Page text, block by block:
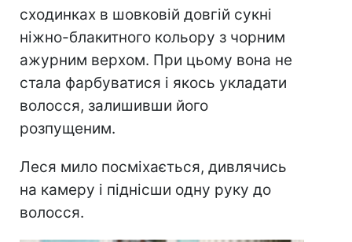
сходинках в шовковій довгій сукні
ніжно-блакитного кольору з чорним
ажурним верхом. При цьому вона не
стала фарбуватися і якось укладати
волосся, залишивши його
розпущеним.
Леся мило посміхається, дивлячись
на камеру і піднісши одну руку до
волосся.